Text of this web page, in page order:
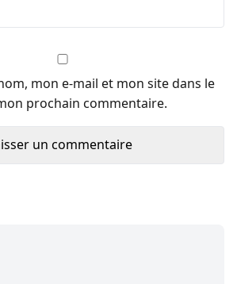
mon e-mail et mon site dans le
prochain commentaire.